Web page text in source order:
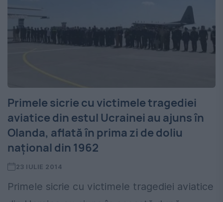
Primele sicrie cu victimele tragediei
aviatice din estul Ucrainei au ajuns în
Olanda, aflată în prima zi de doliu
național din 1962
23 IULIE 2014
Primele sicrie cu victimele tragediei aviatice